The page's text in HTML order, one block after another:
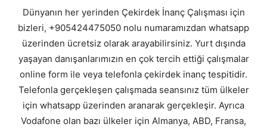
Dünyanın her yerinden Çekirdek İnanç Çalışması için
bizleri, +905424475050 nolu numaramızdan whatsapp
üzerinden ücretsiz olarak arayabilirsiniz. Yurt dışında
yaşayan danışanlarımızın en çok tercih ettiği çalışmalar
online form ile veya telefonla çekirdek inanç tespitidir.
Telefonla gerçekleşen çalışmada seansınız tüm ülkeler
için whatsapp üzerinden aranarak gerçekleşir. Ayrıca
Vodafone olan bazı ülkeler için Almanya, ABD, Fransa,